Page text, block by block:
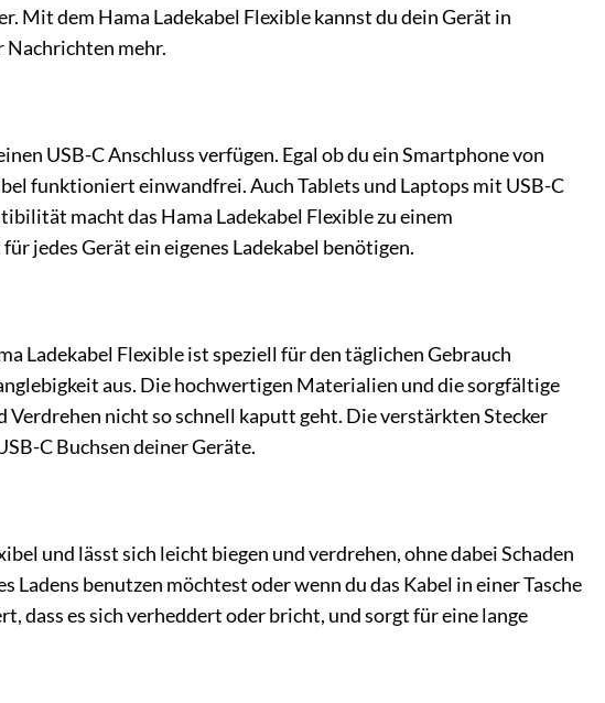
Mit dem Hama Ladekabel Flexible kannst du dein Gerät in
Nachrichten mehr.
USB-C Anschluss verfügen. Egal ob du ein Smartphone von
funktioniert einwandfrei. Auch Tablets und Laptops mit USB-C
macht das Hama Ladekabel Flexible zu einem
jedes Gerät ein eigenes Ladekabel benötigen.
Ladekabel Flexible ist speziell für den täglichen Gebrauch
aus. Die hochwertigen Materialien und die sorgfältige
Verdrehen nicht so schnell kaputt geht. Die verstärkten Stecker
C Buchsen deiner Geräte.
und lässt sich leicht biegen und verdrehen, ohne dabei Schaden
benutzen möchtest oder wenn du das Kabel in einer Tasche
dass es sich verheddert oder bricht, und sorgt für eine lange